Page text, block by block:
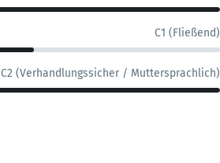
C1 (Fließend)
C2 (Verhandlungssicher / Muttersprachlich)